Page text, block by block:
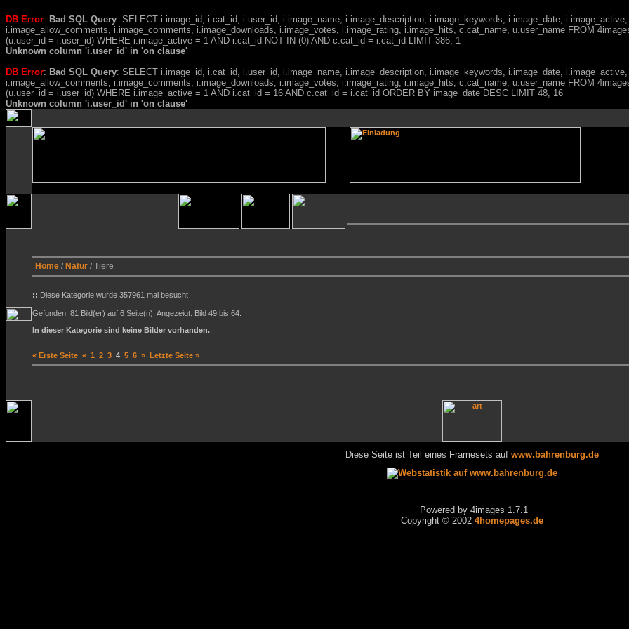
DB Error: Bad SQL Query: SELECT i.image_id, i.cat_id, i.user_id, i.image_name, i.image_description, i.image_keywords, i.image_date,
i.image_allow_comments, i.image_comments, i.image_downloads, i.image_votes, i.image_rating, i.image_hits, c.cat_name, u.user_name FROM
(u.user_id = i.user_id) WHERE i.image_active = 1 AND i.cat_id NOT IN (0) AND c.cat_id = i.cat_id LIMIT 386, 1
Unknown column 'i.user_id' in 'on clause'
DB Error: Bad SQL Query: SELECT i.image_id, i.cat_id, i.user_id, i.image_name, i.image_description, i.image_keywords, i.image_date,
i.image_allow_comments, i.image_comments, i.image_downloads, i.image_votes, i.image_rating, i.image_hits, c.cat_name, u.user_name FROM
(u.user_id = i.user_id) WHERE i.image_active = 1 AND i.cat_id = 16 AND c.cat_id = i.cat_id ORDER BY image_date DESC LIMIT 48, 16
Unknown column 'i.user_id' in 'on clause'
Home / Natur / Tiere
:: Diese Kategorie wurde 357961 mal besucht
Gefunden: 81 Bild(er) auf 6 Seite(n). Angezeigt: Bild 49 bis 64.
In dieser Kategorie sind keine Bilder vorhanden.
« Erste Seite « 1 2 3 4 5 6 » Letzte Seite »
Diese Seite ist Teil eines Framesets auf www.bahrenburg.de
Powered by 4images 1.7.1
Copyright © 2002 4homepages.de